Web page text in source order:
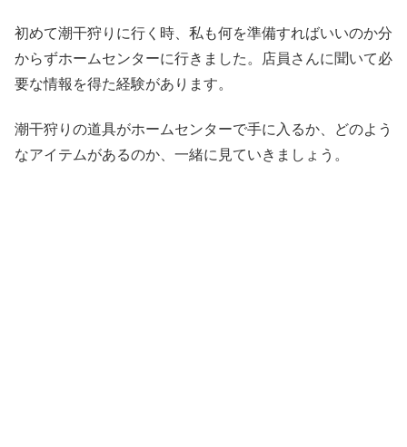
初めて潮干狩りに行く時、私も何を準備すればいいのか分
からずホームセンターに行きました。店員さんに聞いて必
要な情報を得た経験があります。
潮干狩りの道具がホームセンターで手に入るか、どのよう
なアイテムがあるのか、一緒に見ていきましょう。